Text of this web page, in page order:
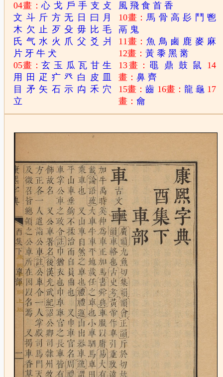
04畫：心 戈 戶 手 支 攴
文 斗 斤 方 无 日 曰 月
木 欠 止 歹 殳 毋 比 毛
氏 气 水 火 爪 父 爻 爿
片 牙 牛 犬
05畫：玄 玉 瓜 瓦 甘 生
用
田 疋 疒 癶 白 皮
目
矛 矢 石 示 禸 禾 穴
立
風 飛 食 首 香
10畫：馬 骨 高 髟 鬥 鬯
鬲 鬼
11畫：魚 鳥 鹵 鹿 麥 麻
12畫：黃 黍 黑 黹
13畫： 黽 鼎 鼓 鼠
14
畫：鼻 齊
15畫：齒 16畫： 龍 龜 17
畫：龠